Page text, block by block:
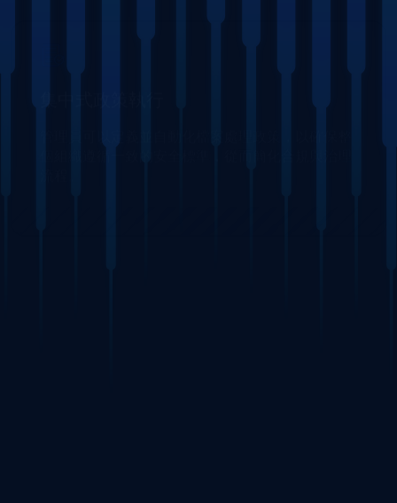
管理員可以定義並自動化檔案處理政策，以確保整
個組織遵循一致的安全標準，從而簡化合規與治理